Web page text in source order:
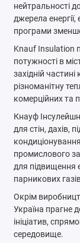
нейтральності
джерела
програми
Knauf Insulation
потужності в
західній
різноманітну
комерційних та
Кнауф
для стін, дахів,
промислового
для підвищення
парникових
Окрім
Україна прагне
ініціатив,
середовище.